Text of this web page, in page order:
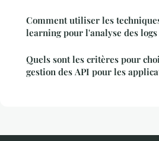
Comment utiliser les
learning pour l'analyse des
Quels sont les critères pour
gestion des API pour les